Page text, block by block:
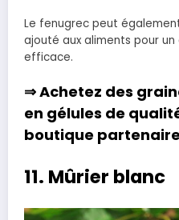
Le fenugrec peut
ajouté aux aliments pour
efficace.
⇒ Achetez des
en gélules de
boutique partenaire
11. Mûrier blanc